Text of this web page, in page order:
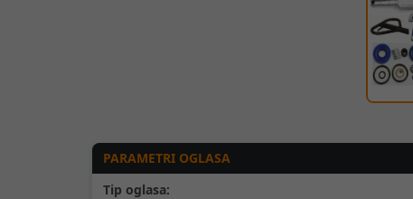
PARAMETRI OGLASA
Tip oglasa: